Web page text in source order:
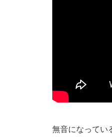
無音になってい